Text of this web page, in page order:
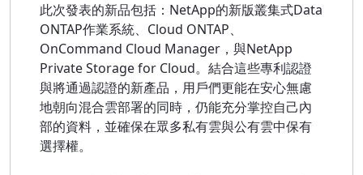
此次發表的新品包括：NetApp的新版叢集式Data
ONTAP作業系統、Cloud ONTAP、
OnCommand Cloud Manager，與NetApp
Private Storage for Cloud。結合這些專利認證
與將通過認證的新產品，用戶們更能在安心無慮
地朝向混合雲部署的同時，仍能充分掌控自己內
部的資料，並確保在眾多私有雲與公有雲中保有
選擇權。